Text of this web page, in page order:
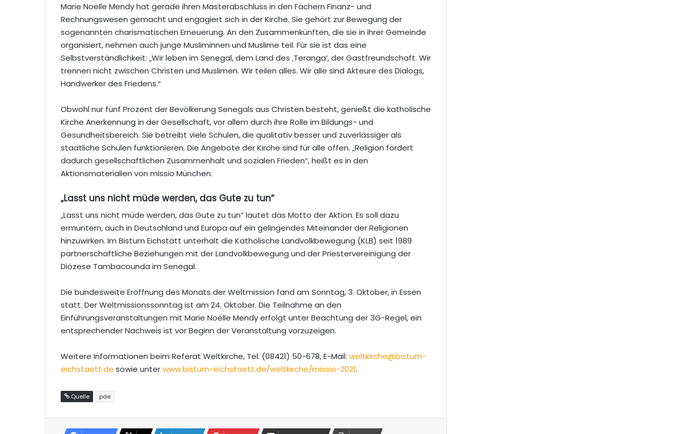
Marie Noëlle Mendy hat gerade ihren Masterabschluss in den Fächern Finanz- und
Rechnungswesen gemacht und engagiert sich in der Kirche. Sie gehört zur Bewegung der
sogenannten charismatischen Erneuerung. An den Zusammenkünften, die sie in ihrer Gemeinde
organisiert, nehmen auch junge Musliminnen und Muslime teil. Für sie ist das eine
Selbstverständlichkeit: „Wir leben im Senegal, dem Land des ‚Teranga‘, der Gastfreundschaft. Wir
trennen nicht zwischen Christen und Muslimen. Wir teilen alles. Wir alle sind Akteure des Dialogs,
Handwerker des Friedens.“
Obwohl nur fünf Prozent der Bevölkerung Senegals aus Christen besteht, genießt die katholische
Kirche Anerkennung in der Gesellschaft, vor allem durch ihre Rolle im Bildungs- und
Gesundheitsbereich. Sie betreibt viele Schulen, die qualitativ besser und zuverlässiger als
staatliche Schulen funktionieren. Die Angebote der Kirche sind für alle offen. „Religion fördert
dadurch gesellschaftlichen Zusammenhalt und sozialen Frieden“, heißt es in den
Aktionsmaterialien von missio München.
„Lasst uns nicht müde werden, das Gute zu tun“
„Lasst uns nicht müde werden, das Gute zu tun“ lautet das Motto der Aktion. Es soll dazu
ermuntern, auch in Deutschland und Europa auf ein gelingendes Miteinander der Religionen
hinzuwirken. Im Bistum Eichstätt unterhält die Katholische Landvolkbewegung (KLB) seit 1989
partnerschaftliche Beziehungen mit der Landvolkbewegung und der Priestervereinigung der
Diözese Tambacounda im Senegal.
Die bundesweite Eröffnung des Monats der Weltmission fand am Sonntag, 3. Oktober, in Essen
statt. Der Weltmissionssonntag ist am 24. Oktober. Die Teilnahme an den
Einführungsveranstaltungen mit Marie Noëlle Mendy erfolgt unter Beachtung der 3G-Regel, ein
entsprechender Nachweis ist vor Beginn der Veranstaltung vorzuzeigen.
Weitere Informationen beim Referat Weltkirche, Tel. (08421) 50-678, E-Mail: weltkirche@bistum-
eichstaett.de sowie unterwww.bistum-eichstaett.de/weltkirche/missio-2021.
Quelle pde